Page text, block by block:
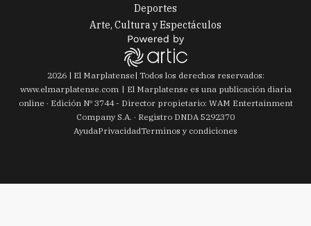
Deportes
Arte, Cultura y Espectáculos
2026| El Marplatense| Todos los derechos reservados:
www.elmarplatense.com
El Marplatense es una publicación diaria
online · Edición Nº 3744- Director propietario: WAM Entertainment
Company S.A. · Registro DNDA 5292370
AyudaPrivacidadTerminos y condiciones